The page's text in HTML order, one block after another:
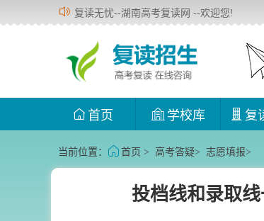
复读无忧--湖南高考复读网 --欢迎您!
首页 学校库 复
当前位置： 首页 > 高考答疑> 志愿填报>
投档线和录取